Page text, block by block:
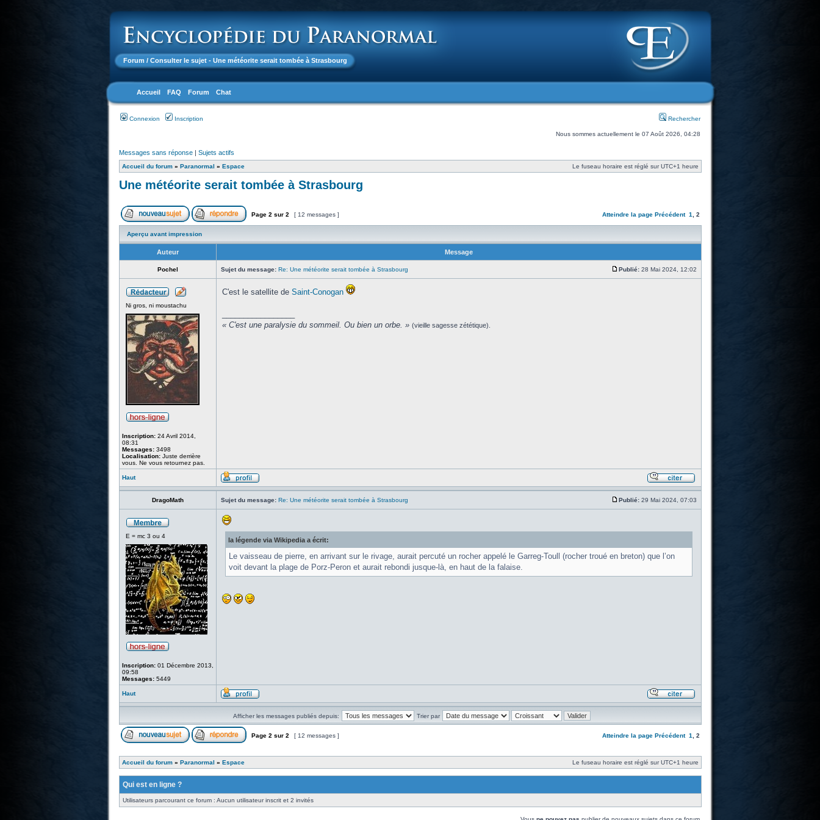
Forum / Consulter le sujet - Une météorite serait tombée à Strasbourg
Accueil FAQ Forum Chat
Connexion Inscription Rechercher
Nous sommes actuellement le 07 Août 2026, 04:28
Messages sans réponse| Sujets actifs
Accueil du forum» Paranormal » Espace Le fuseau horaire est réglé sur UTC+1 heure
Une météorite serait tombée à Strasbourg
Page 2 sur 2 [ 12 messages ] Atteindre la page Précédent 1 2
Aperçu avant impression
Auteur Message
Pochel Sujet du message: Re: Une météorite serait tombée à Strasbourg Publié:28 Mai 2024, 12:02
Ni gros, ni moustachu
Inscription:24 Avril 2014,
08:31
Messages:3498
Localisation:Juste derrière
vous. Ne vous retournez pas.
C'est le satellite de Saint-Conogan
« C'est une paralysie du sommeil. Ou bien un orbe. » (vieille sagesse zététique).
Haut
DragoMath Sujet du message: Re: Une météorite serait tombée à Strasbourg Publié:29 Mai 2024, 07:03
E = mc 3 ou 4
Inscription:01 Décembre 2013,
09:58
Messages:5449
la légende via Wikipedia a écrit:
Le vaisseau de pierre, en arrivant sur le rivage, aurait percuté un rocher appelé le Garreg-Toull (rocher troué en breton) que l’on
voit devant la plage de Porz-Peron et aurait rebondi jusque-là, en haut de la falaise.
Haut
Afficher les messages publiés depuis: Trier par
Page 2 sur 2 [ 12 messages ] Atteindre la page Précédent 1 2
Accueil du forum» Paranormal » Espace Le fuseau horaire est réglé sur UTC+1 heure
Qui est en ligne ?
Utilisateurs parcourant ce forum : Aucun utilisateur inscrit et 2 invités